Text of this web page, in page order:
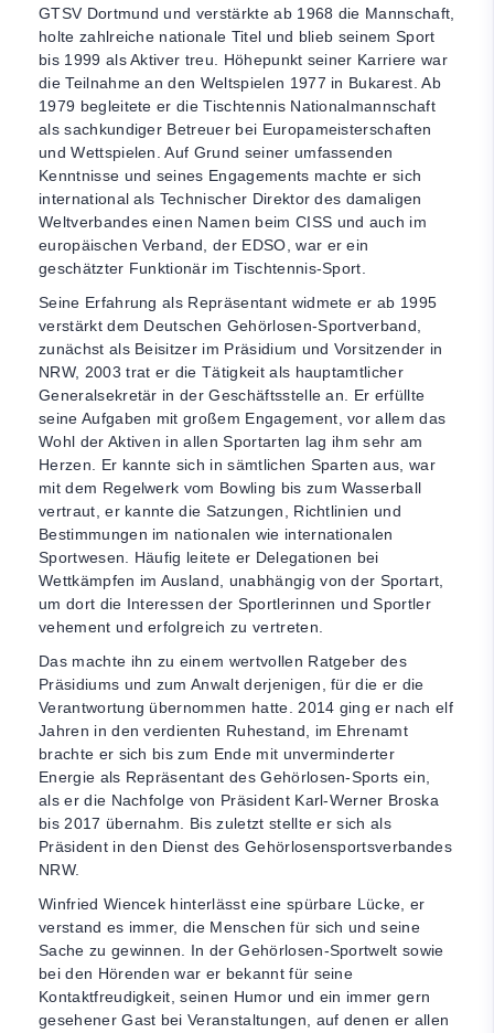
GTSV Dortmund und verstärkte ab 1968 die Mannschaft,
holte zahlreiche nationale Titel und blieb seinem Sport
bis 1999 als Aktiver treu. Höhepunkt seiner Karriere war
die Teilnahme an den Weltspielen 1977 in Bukarest. Ab
1979 begleitete er die Tischtennis Nationalmannschaft
als sachkundiger Betreuer bei Europameisterschaften
und Wettspielen. Auf Grund seiner umfassenden
Kenntnisse und seines Engagements machte er sich
international als Technischer Direktor des damaligen
Weltverbandes einen Namen beim CISS und auch im
europäischen Verband, der EDSO, war er ein
geschätzter Funktionär im Tischtennis-Sport.
Seine Erfahrung als Repräsentant widmete er ab 1995
verstärkt dem Deutschen Gehörlosen-Sportverband,
zunächst als Beisitzer im Präsidium und Vorsitzender in
NRW, 2003 trat er die Tätigkeit als hauptamtlicher
Generalsekretär in der Geschäftsstelle an. Er erfüllte
seine Aufgaben mit großem Engagement, vor allem das
Wohl der Aktiven in allen Sportarten lag ihm sehr am
Herzen. Er kannte sich in sämtlichen Sparten aus, war
mit dem Regelwerk vom Bowling bis zum Wasserball
vertraut, er kannte die Satzungen, Richtlinien und
Bestimmungen im nationalen wie internationalen
Sportwesen. Häufig leitete er Delegationen bei
Wettkämpfen im Ausland, unabhängig von der Sportart,
um dort die Interessen der Sportlerinnen und Sportler
vehement und erfolgreich zu vertreten.
Das machte ihn zu einem wertvollen Ratgeber des
Präsidiums und zum Anwalt derjenigen, für die er die
Verantwortung übernommen hatte. 2014 ging er nach elf
Jahren in den verdienten Ruhestand, im Ehrenamt
brachte er sich bis zum Ende mit unverminderter
Energie als Repräsentant des Gehörlosen-Sports ein,
als er die Nachfolge von Präsident Karl-Werner Broska
bis 2017 übernahm. Bis zuletzt stellte er sich als
Präsident in den Dienst des Gehörlosensportsverbandes
NRW.
Winfried Wiencek hinterlässt eine spürbare Lücke, er
verstand es immer, die Menschen für sich und seine
Sache zu gewinnen. In der Gehörlosen-Sportwelt sowie
bei den Hörenden war er bekannt für seine
Kontaktfreudigkeit, seinen Humor und ein immer gern
gesehener Gast bei Veranstaltungen, auf denen er allen